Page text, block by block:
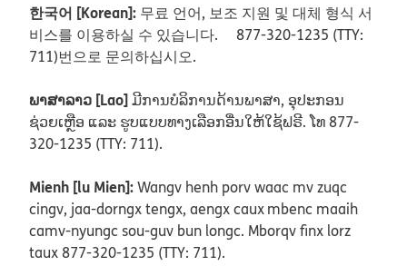
한국어 [Korean]: 무료 언어, 보조 지원 및 대체 형식 서
비스를 이용하실 수 있습니다. 877-320-1235 (TTY:
711)번으로 문의하십시오.
ພາສາລາວ [Lao]ມີການບໍລິການດ້ານພາສາ, ອຸປະກອນ
ຊ່ວຍເຫຼືອ ແລະ ຮູບແບບທາງເລືອກອື່ນໃຫ້ໃຊ້ຟຣີ. ໂທ 877-
320-1235 (TTY: 711).
Mienh [lu Mien]:Wangv henh porv waac mv zuqc
cingv, jaa-dorngx tengx, aengx caux mbenc maaih
camv-nyungc sou-guv bun longc. Mborqv finx lorz
taux 877-320-1235 (TTY: 711).